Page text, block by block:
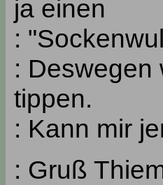
ja einen
:
: Deswegen
tippen.
: Kann mir
: Gruß